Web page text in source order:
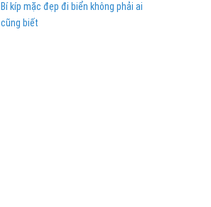
Bí kíp mặc đẹp đi biển không phải ai
cũng biết